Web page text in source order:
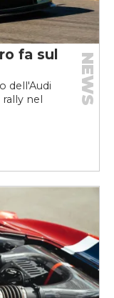
fa sul
dell'Audi
nel
NEWS